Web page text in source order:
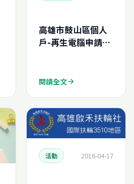
高雄市鼓山區個人
戶-再生電腦申請結
20)
閱讀全文arrow_forward
活動 2016-04-17